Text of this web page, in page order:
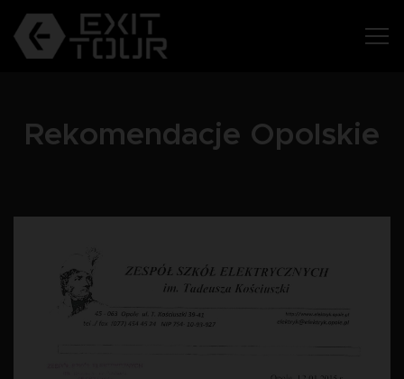
Rekomendacje Opolskie